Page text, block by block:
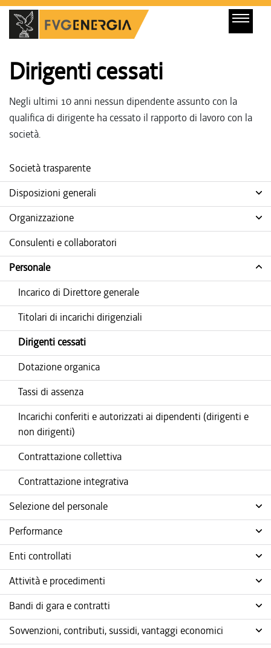
Dirigenti cessati
Negli ultimi 10 anni nessun dipendente assunto con la
qualifica di dirigente ha cessato il rapporto di lavoro con la
società.
Società trasparente
Disposizioni generali
Organizzazione
Consulenti e collaboratori
Personale
Incarico di Direttore generale
Titolari di incarichi dirigenziali
Dirigenti cessati
Dotazione organica
Tassi di assenza
Incarichi conferiti e autorizzati ai dipendenti (dirigenti e
non dirigenti)
Contrattazione collettiva
Contrattazione integrativa
Selezione del personale
Performance
Enti controllati
Attività e procedimenti
Bandi di gara e contratti
Sovvenzioni, contributi, sussidi, vantaggi economici